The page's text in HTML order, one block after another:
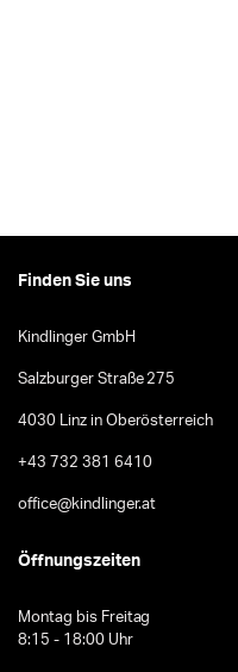
Finden Sie uns
Kindlinger GmbH
Salzburger Straße 275
4030 Linz in Oberösterreich
+43 732 381 6410
office@kindlinger.at
Öffnungszeiten
Montag bis Freitag
8:15 - 18:00 Uhr